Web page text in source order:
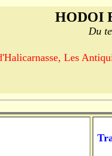
HODOI
Du
Les